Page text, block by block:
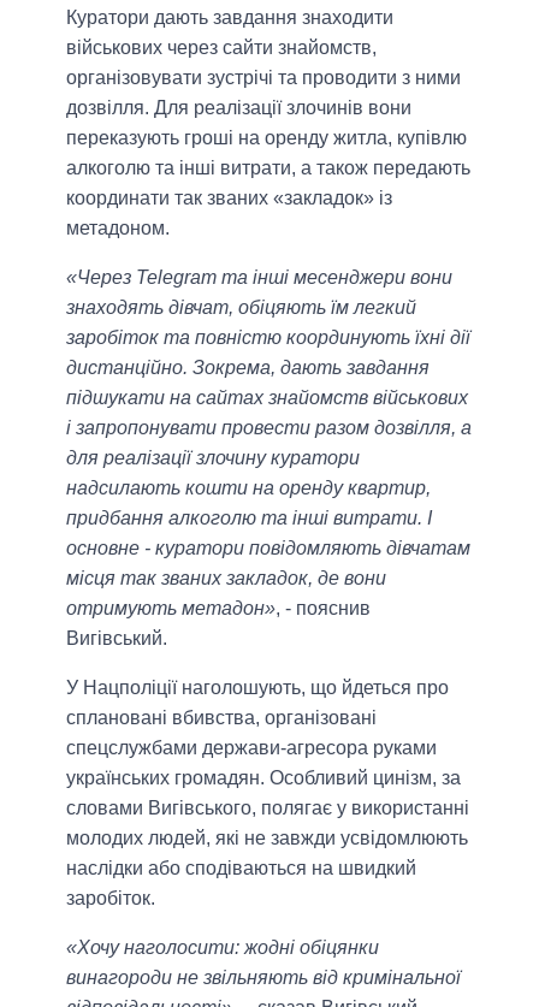
Куратори дають завдання знаходити
військових через сайти знайомств,
організовувати зустрічі та проводити з ними
дозвілля. Для реалізації злочинів вони
переказують гроші на оренду житла, купівлю
алкоголю та інші витрати, а також передають
координати так званих «закладок» із
метадоном.
«Через Telegram та інші месенджери вони
знаходять дівчат, обіцяють їм легкий
заробіток та повністю координують їхні дії
дистанційно. Зокрема, дають завдання
підшукати на сайтах знайомств військових
і запропонувати провести разом дозвілля, а
для реалізації злочину куратори
надсилають кошти на оренду квартир,
придбання алкоголю та інші витрати. І
основне - куратори повідомляють дівчатам
місця так званих закладок, де вони
отримують метадон», - пояснив
Вигівський.
У Нацполіції наголошують, що йдеться про
сплановані вбивства, організовані
спецслужбами держави-агресора руками
українських громадян. Особливий цинізм, за
словами Вигівського, полягає у використанні
молодих людей, які не завжди усвідомлюють
наслідки або сподіваються на швидкий
заробіток.
«Хочу наголосити: жодні обіцянки
винагороди не звільняють від кримінальної